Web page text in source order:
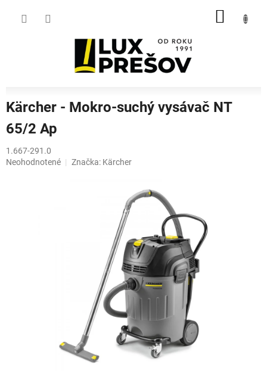
Kärcher - Mokro-suchý vysávač NT
65/2 Ap
1.667-291.0
Priemerné
Neohodnotené Značka: Kärcher